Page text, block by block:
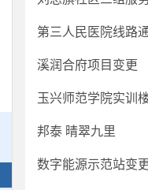
第三人民医院线路
溪润合府项目变更
玉兴师范学院实训
邦泰 晴翠九里
数字能源示范站变